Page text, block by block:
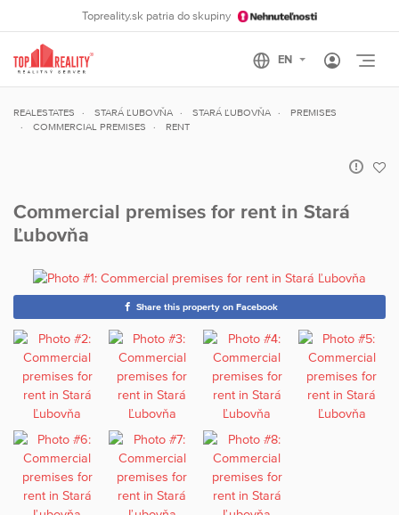
Topreality.sk patria do skupiny
REALESTATES STARÁ ĽUBOVŇA STARÁ ĽUBOVŇA
PREMISES
COMMERCIAL PREMISES
RENT
Commercial premises for rent in Stará
Ľubovňa
Share this property on Facebook